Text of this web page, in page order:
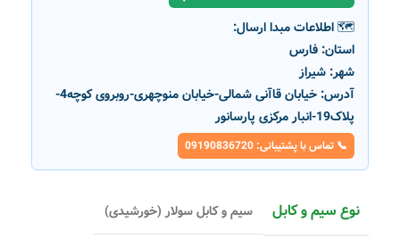
🗺️ اطلاعات مبدا ارسال:
استان: فارس
شهر: شیراز
آدرس:
خیابان قاآنی شمالی-خیابان منوچهری-روبروی کوچه4-
پلاک19-انبار مرکزی پارسانور
📞 تماس با پشتیبانی: 09190836720
نوع سیم و کابل سیم و کابل سولار (خورشیدی)